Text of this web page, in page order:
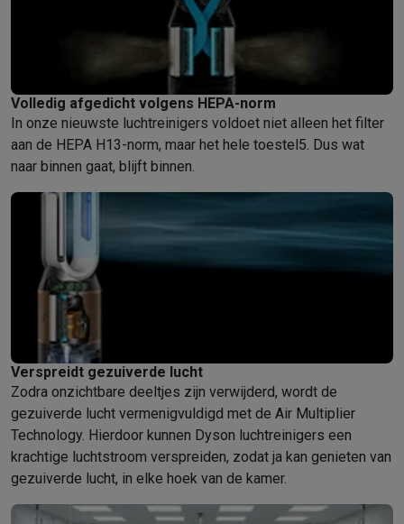
Volledig afgedicht volgens HEPA-norm
In onze nieuwste luchtreinigers voldoet niet alleen het filter
aan de HEPA H13-norm, maar het hele toestel5. Dus wat
naar binnen gaat, blijft binnen.
Verspreidt gezuiverde lucht
Zodra onzichtbare deeltjes zijn verwijderd, wordt de
gezuiverde lucht vermenigvuldigd met de Air Multiplier
Technology. Hierdoor kunnen Dyson luchtreinigers een
krachtige luchtstroom verspreiden, zodat ja kan genieten van
gezuiverde lucht, in elke hoek van de kamer.